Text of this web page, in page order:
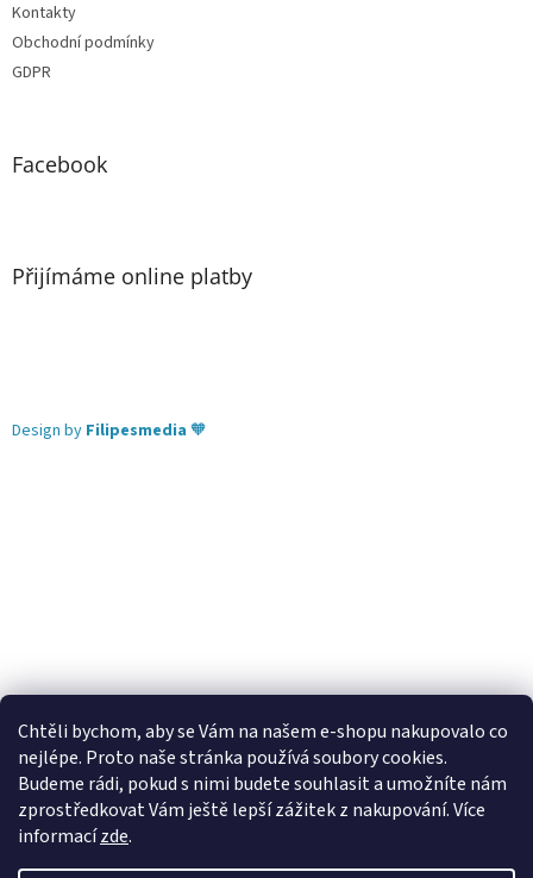
Chtěli bychom, aby se Vám na našem e-shopu nakupovalo co
nejlépe. Proto naše stránka používá soubory cookies.
Budeme rádi, pokud s nimi budete souhlasit a umožníte nám
zprostředkovat Vám ještě lepší zážitek z nakupování.Více
informacízde.
Kontakty
Obchodní podmínky
GDPR
Facebook
Přijímáme online platby
Design by Filipesmedia 🧡
Lekva nábytek ubytování pod Pálavou kování Tulip
úchytky Gamet
úchytky Siro Blum - perfecting motion